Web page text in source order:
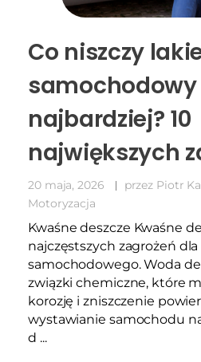
Co niszczy
samochodowy
najbardziej? 10
największych
20 maja, 2026 przez Piotr
Motoryzacja
Kwaśne deszcze Kwaśne
najczęstszych zagrożeń
samochodowego. Woda
związki chemiczne, które
korozję i zniszczenie
wystawianie samochodu
d ...